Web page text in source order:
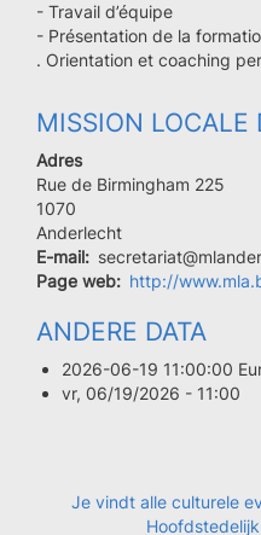
- Travail d’équipe
- Présentation de la
. Orientation et coaching
MISSION LOCALE
Adres
Rue de Birmingham 225
Code
postal
1070
Ville
Anderlecht
E-mail
Page web
http://
ANDERE DATA
2026-06-19 11:00:00
vr, 06/19/2026 - 11:00
Je vindt alle culturele